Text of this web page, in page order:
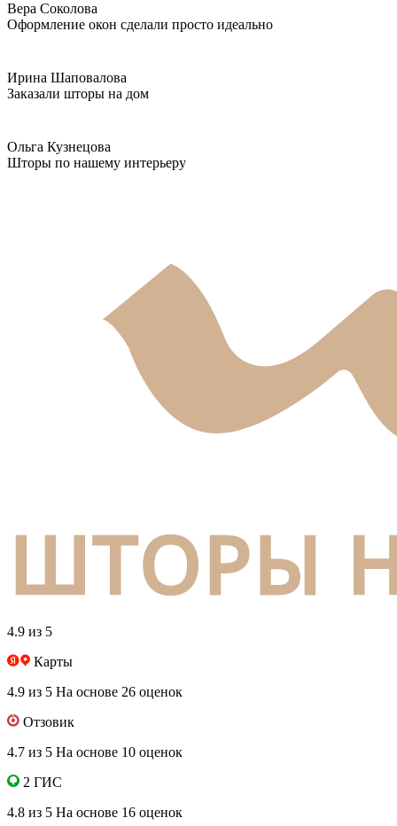
Вера Соколова
Оформление окон сделали просто идеально
Ирина Шаповалова
Заказали шторы на дом
Ольга Кузнецова
Шторы по нашему интерьеру
4.9 из 5
Карты
4.9 из 5 На основе 26 оценок
Отзовик
4.7 из 5 На основе 10 оценок
2 ГИС
4.8 из 5 На основе 16 оценок